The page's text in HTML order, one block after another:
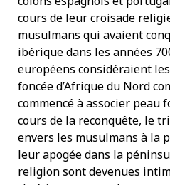
cours de leur croisade
musulmans qui avaient
ibérique dans les années
européens considéraient
foncée d’Afrique du Nord
commencé à associer peau
cours de la reconquête, le
envers les musulmans à la
leur apogée dans la
religion sont devenues